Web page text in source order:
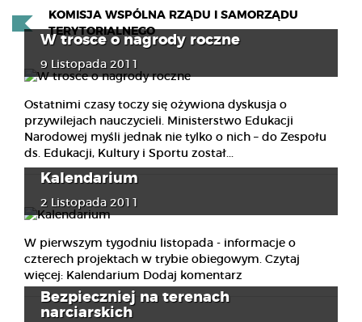
KOMISJA WSPÓLNA RZĄDU I SAMORZĄDU
TERYTORIALNEGO
W trosce o nagrody roczne
9 Listopada 2011
Ostatnimi czasy toczy się ożywiona dyskusja o
przywilejach nauczycieli. Ministerstwo Edukacji
Narodowej myśli jednak nie tylko o nich – do Zespołu
ds. Edukacji, Kultury i Sportu został...
Kalendarium
2 Listopada 2011
W pierwszym tygodniu listopada - informacje o
czterech projektach w trybie obiegowym. Czytaj
więcej: Kalendarium Dodaj komentarz
Bezpieczniej na terenach
narciarskich